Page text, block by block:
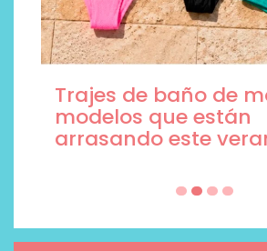
Trajes de baño de
modelos que están
arrasando este